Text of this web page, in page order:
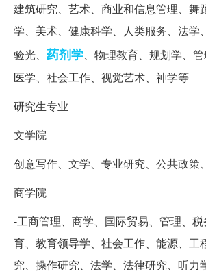
建筑研究、艺术、商业和信息管理、舞
学、美术、健康科学、人类服务、法学
验光、 药剂学、物理教育、规划学、
医学、社会工作、视觉艺术、神学等
研究生专业
文学院
创意写作、文学、专业研究、公共政策
商学院
-工商管理、商学、国际贸易、管理、
育、教育领导学、社会工作、能源、工
究、操作研究、法学、法律研究、听力